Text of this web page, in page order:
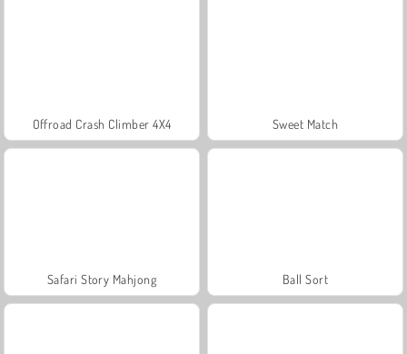
Offroad Crash Climber 4X4 Sweet Match
Safari Story Mahjong Ball Sort